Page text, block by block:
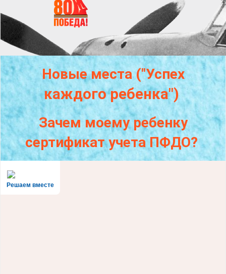
Новые места ("Успех
каждогоребенка")
Зачем моему ребенку
сертификат учета ПФДО?
Решаем вместе